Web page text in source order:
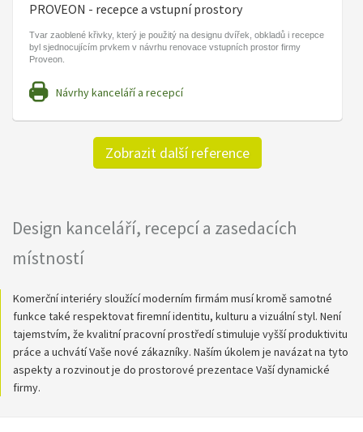
PROVEON - recepce a vstupní prostory
Tvar zaoblené křivky, který je použitý na designu dvířek, obkladů i recepce
byl sjednocujícím prvkem v návrhu renovace vstupních prostor firmy
Proveon.
Návrhy kanceláří a recepcí
Zobrazit další reference
Design kanceláří, recepcí a zasedacích
místností
Komerční interiéry sloužící moderním firmám musí kromě samotné
funkce také respektovat firemní identitu, kulturu a vizuální styl. Není
tajemstvím, že kvalitní pracovní prostředí stimuluje vyšší produktivitu
práce a uchvátí Vaše nové zákazníky. Naším úkolem je navázat na tyto
aspekty a rozvinout je do prostorové prezentace Vaší dynamické
firmy.